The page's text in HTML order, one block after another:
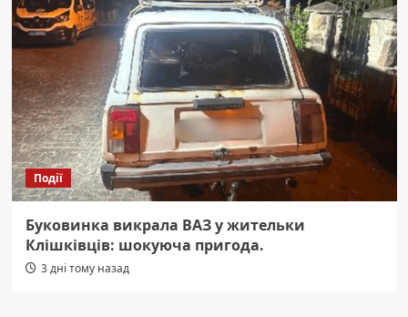
Події
Буковинка викрала ВАЗ у жительки
Клішківців: шокуюча пригода.
3 дні тому назад